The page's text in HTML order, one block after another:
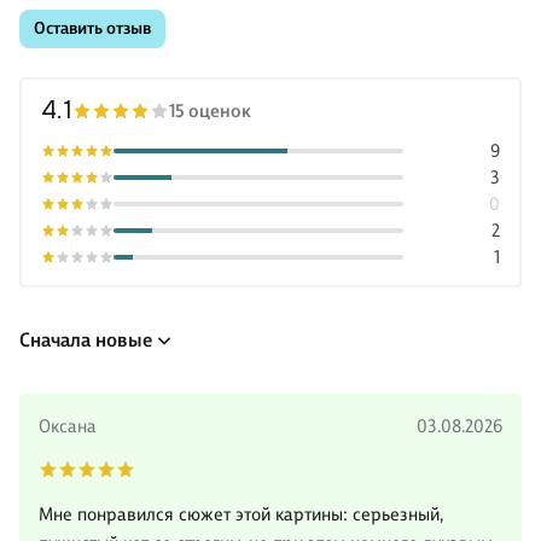
Оставить отзыв
4.1 15 оценок
1
2
0
3
9
Сначала новые
Оксана 03.08.2026
Мне понравился сюжет этой картины: серьезный,